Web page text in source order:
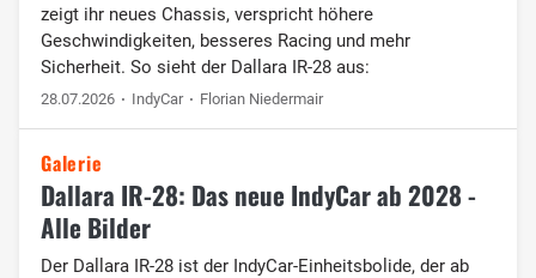
zeigt ihr neues Chassis, verspricht höhere
Geschwindigkeiten, besseres Racing und mehr
Sicherheit. So sieht der Dallara IR-28 aus:
28.07.2026 IndyCar Florian Niedermair
Galerie
Dallara IR-28: Das neue IndyCar ab 2028 -
Alle Bilder
Der Dallara IR-28 ist der IndyCar-Einheitsbolide, der ab